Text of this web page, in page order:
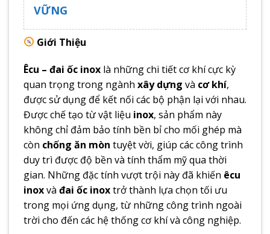
VỮNG
Giới Thiệu
Êcu – đai ốc inox là những chi tiết cơ khí cực kỳ
quan trọng trong ngành xây dựng và cơ khí,
được sử dụng để kết nối các bộ phận lại với nhau.
Được chế tạo từ vật liệu inox, sản phẩm này
không chỉ đảm bảo tính bền bỉ cho mối ghép mà
còn chống ăn mòn tuyệt vời, giúp các công trình
duy trì được độ bền và tính thẩm mỹ qua thời
gian. Những đặc tính vượt trội này đã khiến êcu
inoxvà đai ốc inoxtrở thành lựa chọn tối ưu
trong mọi ứng dụng, từ những công trình ngoài
trời cho đến các hệ thống cơ khí và công nghiệp.